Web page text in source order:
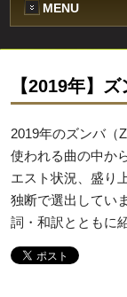
MENU
【2019年】
2019年のズンバ（
使われる曲の中か
エスト状況、盛り
独断で選出してい
詞・和訳とともに